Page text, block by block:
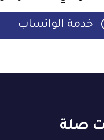
خدمة الواتساب
صلة